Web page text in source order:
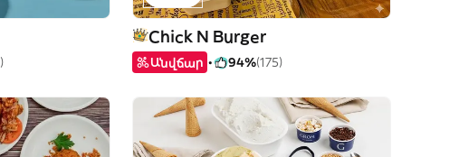
Chick N Burger
Անվճար 94%(175)